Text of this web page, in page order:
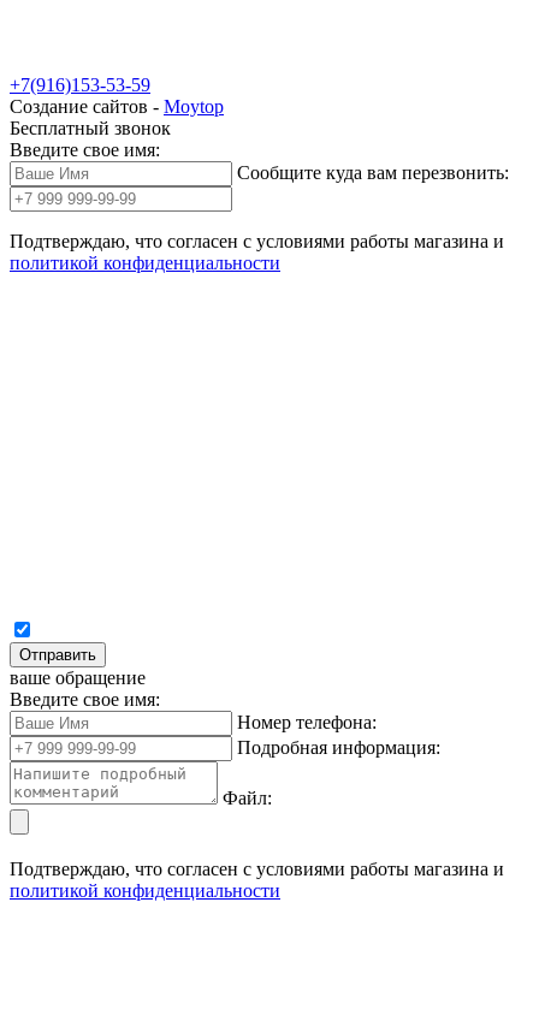
+7(916)153-53-59
Создание сайтов - Moytop
Бесплатный звонок
Введите свое имя:
Сообщите куда вам перезвонить:
Подтверждаю, что согласен с условиями работы магазина и
политикой конфиденциальности
Отправить
ваше обращение
Введите свое имя:
Номер телефона:
Подробная информация:
Файл:
Подтверждаю, что согласен с условиями работы магазина и
политикой конфиденциальности